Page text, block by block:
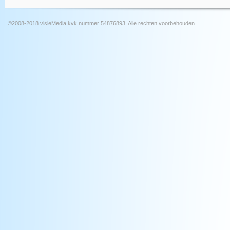
©2008-2018 visieMedia kvk nummer 54876893. Alle rechten voorbehouden.